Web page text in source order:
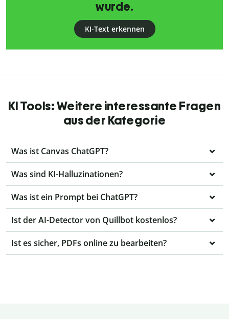
wurde.
KI-Text erkennen
KI Tools: Weitere interessante Fragen
aus der Kategorie
Was ist Canvas ChatGPT?
Was sind KI-Halluzinationen?
Was ist ein Prompt bei ChatGPT?
Ist der AI-Detector von Quillbot kostenlos?
Ist es sicher, PDFs online zu bearbeiten?